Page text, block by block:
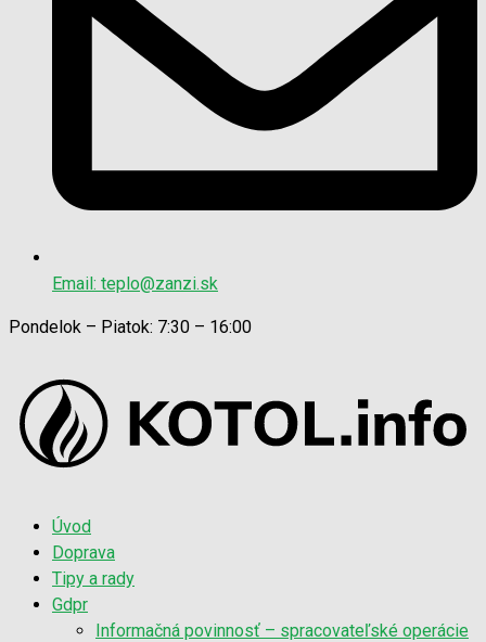
Email: teplo@zanzi.sk
Pondelok – Piatok: 7:30 – 16:00
Úvod
Doprava
Tipy a rady
Gdpr
Informačná povinnosť – spracovateľské operácie